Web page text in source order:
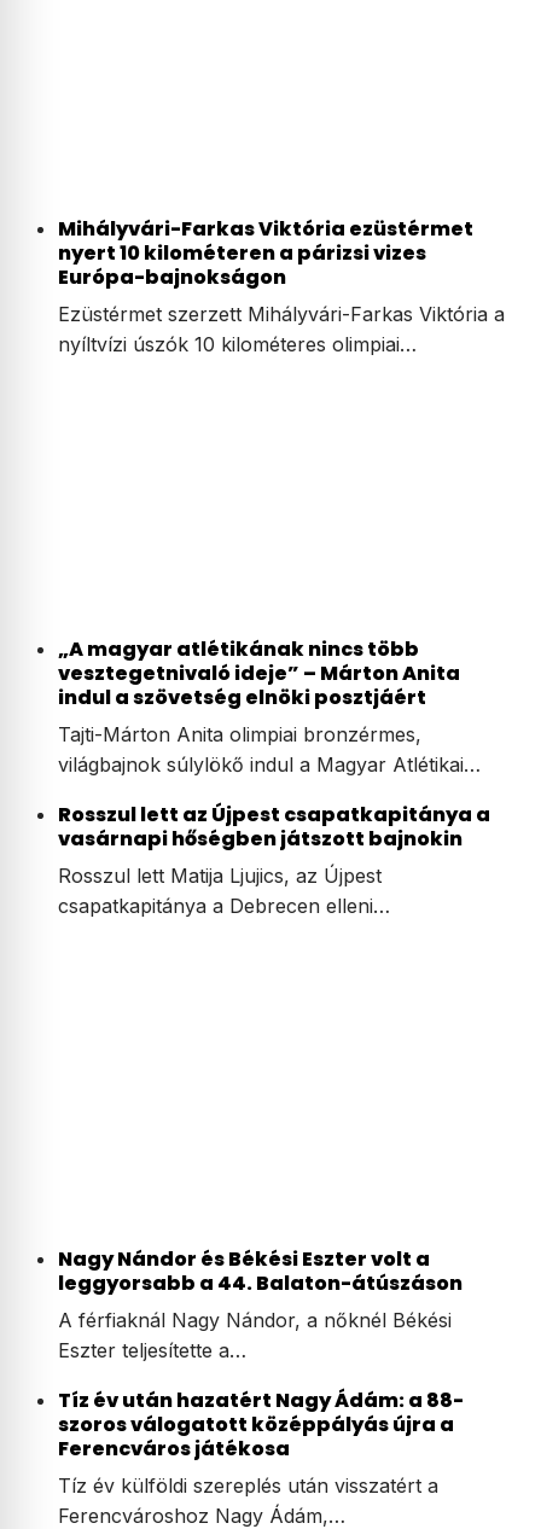
Mihályvári-Farkas Viktória ezüstérmet
nyert 10 kilométeren a párizsi vizes
Európa-bajnokságon
Ezüstérmet szerzett Mihályvári-Farkas Viktória a
nyíltvízi úszók 10 kilométeres olimpiai…
„A magyar atlétikának nincs több
vesztegetnivaló ideje” – Márton Anita
indul a szövetség elnöki posztjáért
Tajti-Márton Anita olimpiai bronzérmes,
világbajnok súlylökő indul a Magyar Atlétikai…
Rosszul lett az Újpest csapatkapitánya a
vasárnapi hőségben játszott bajnokin
Rosszul lett Matija Ljujics, az Újpest
csapatkapitánya a Debrecen elleni…
Nagy Nándor és Békési Eszter volt a
leggyorsabb a 44. Balaton-átúszáson
A férfiaknál Nagy Nándor, a nőknél Békési
Eszter teljesítette a…
Tíz év után hazatért Nagy Ádám: a 88-
szoros válogatott középpályás újra a
Ferencváros játékosa
Tíz év külföldi szereplés után visszatért a
Ferencvároshoz Nagy Ádám,…